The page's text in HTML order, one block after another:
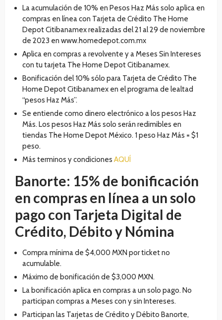
La acumulación de 10% en Pesos Haz Más solo aplica en
compras en línea con Tarjeta de Crédito The Home
Depot Citibanamex realizadas del 21 al 29 de noviembre
de 2023 en www.homedepot.com.mx
Aplica en compras a revolvente y a Meses Sin Intereses
con tu tarjeta The Home Depot Citibanamex.
Bonificación del 10% sólo para Tarjeta de Crédito The
Home Depot Citibanamex en el programa de lealtad
“pesos Haz Más”.
Se entiende como dinero electrónico a los pesos Haz
Más. Los pesos Haz Más solo serán redimibles en
tiendas The Home Depot México. 1 peso Haz Más = $1
peso.
Más terminos y condiciones AQUÍ
Banorte: 15% de bonificación
en compras en línea a un solo
pago con Tarjeta Digital de
Crédito, Débito y Nómina
Compra mínima de $4,000 MXN por ticket no
acumulable.
Máximo de bonificación de $3,000 MXN.
La bonificación aplica en compras a un solo pago. No
participan compras a Meses con y sin Intereses.
Participan las Tarjetas de Crédito y Débito Banorte,